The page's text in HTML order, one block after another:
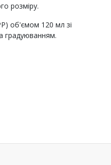
розміру.
об'ємом 120 мл зі
градуюванням.